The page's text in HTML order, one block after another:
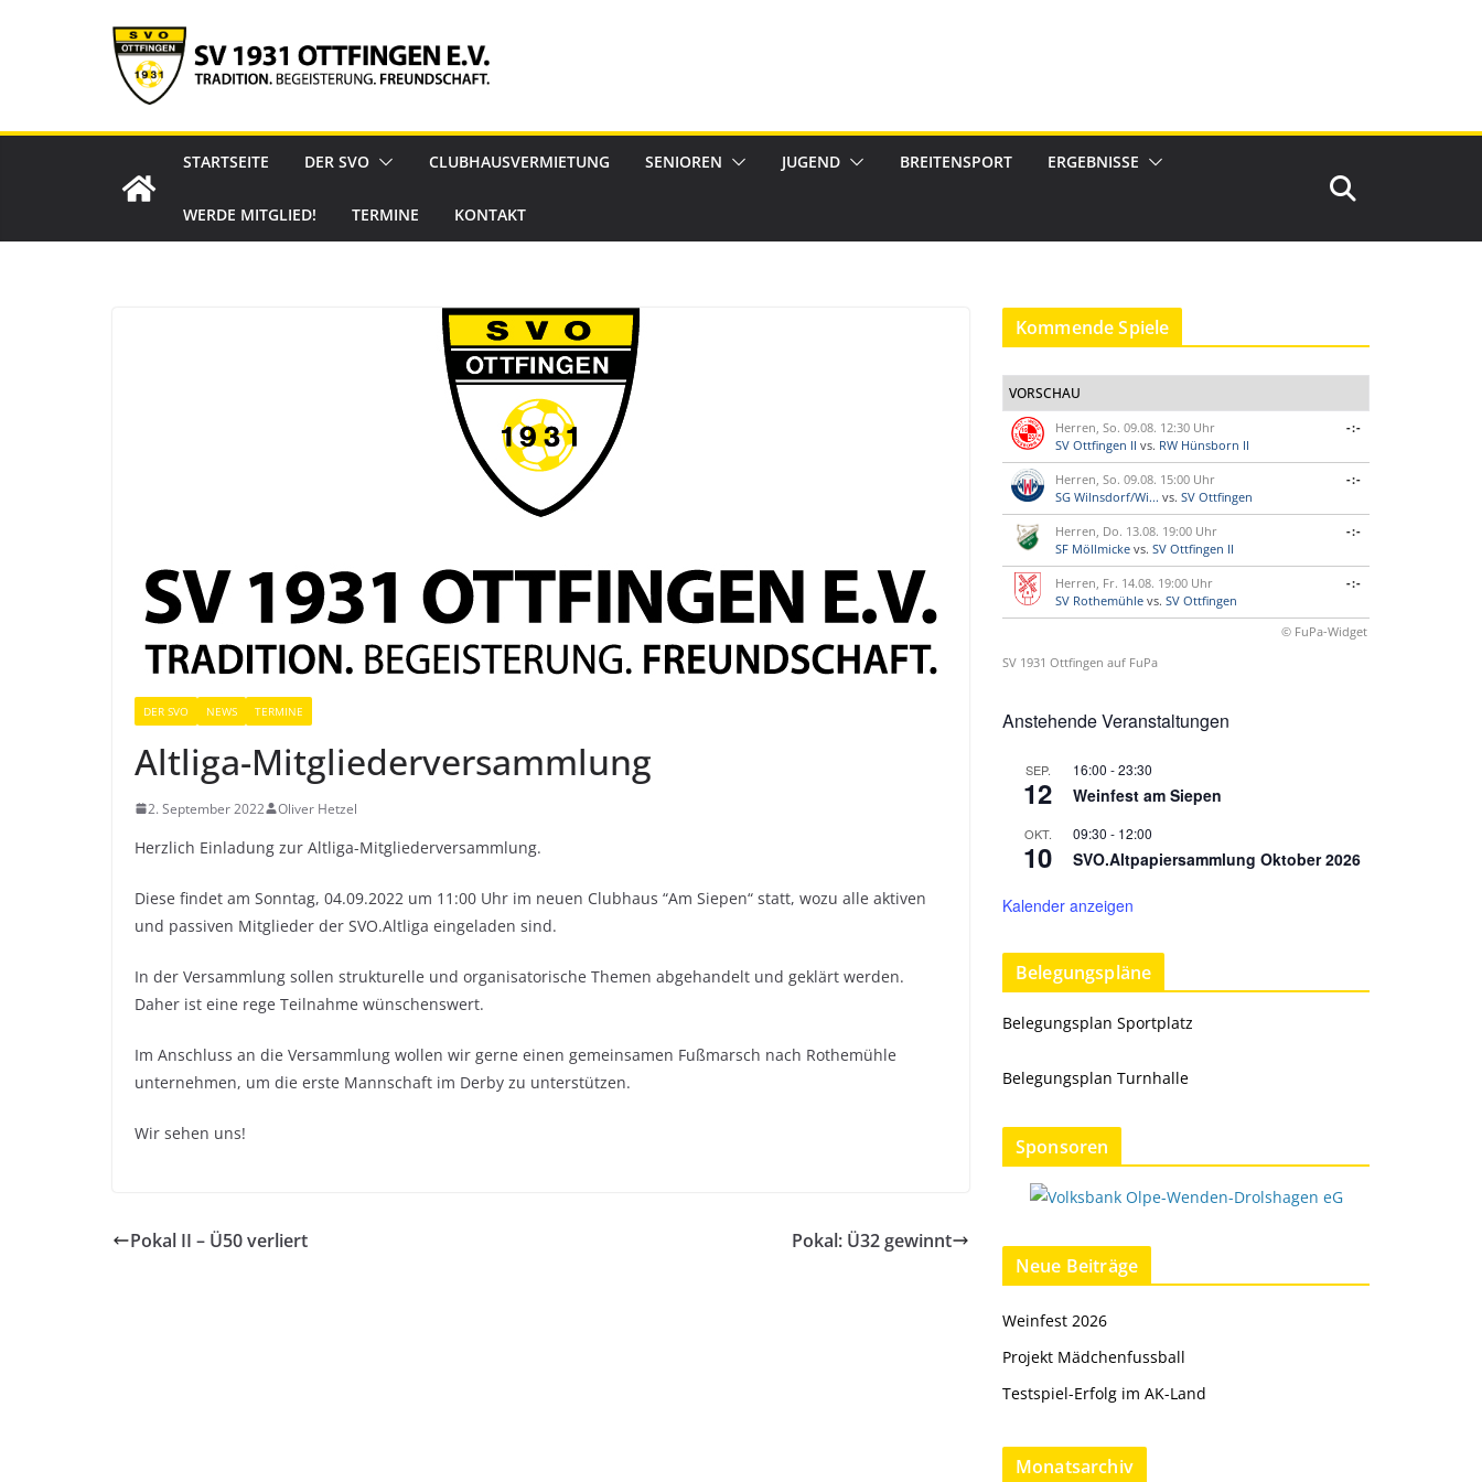
STARTSEITE DER SVO CLUBHAUSVERMIETUNG SENIOREN JUGEND BREITENSPORT ERGEBNISSE
WERDE MITGLIED! TERMINE KONTAKT
DER SVO NEWS TERMINE
Altliga-Mitgliederversammlung
2. September 2022 Oliver Hetzel
Herzlich Einladung zur Altliga-Mitgliederversammlung.
Diese findet am Sonntag, 04.09.2022 um 11:00 Uhr im neuen Clubhaus “Am Siepen“ statt, wozu alle aktiven
und passiven Mitglieder der SVO.Altliga eingeladen sind.
In der Versammlung sollen strukturelle und organisatorische Themen abgehandelt und geklärt werden.
Daher ist eine rege Teilnahme wünschenswert.
Im Anschluss an die Versammlung wollen wir gerne einen gemeinsamen Fußmarsch nach Rothemühle
unternehmen, um die erste Mannschaft im Derby zu unterstützen.
Wir sehen uns!
Pokal II – Ü50 verliert Pokal: Ü32 gewinnt
Kommende Spiele
VORSCHAU
Herren, So. 09.08. 12:30 Uhr
SV Ottfingen II vs. RW Hünsborn II
-:-
Herren, So. 09.08. 15:00 Uhr
SG Wilnsdorf/Wi... vs. SV Ottfingen
-:-
Herren, Do. 13.08. 19:00 Uhr
SF Möllmicke vs. SV Ottfingen II
-:-
Herren, Fr. 14.08. 19:00 Uhr
SV Rothemühle vs. SV Ottfingen
-:-
© FuPa-Widget
SV 1931 Ottfingen auf FuPa
Anstehende Veranstaltungen
SEP.
12
16:00 -23:30
Weinfest am Siepen
OKT.
10
09:30 - 12:00
SVO.Altpapiersammlung Oktober 2026
Kalender anzeigen
Belegungspläne
Belegungsplan Sportplatz
Belegungsplan Turnhalle
Sponsoren
Neue Beiträge
Weinfest 2026
Projekt Mädchenfussball
Testspiel-Erfolg im AK-Land
Monatsarchiv